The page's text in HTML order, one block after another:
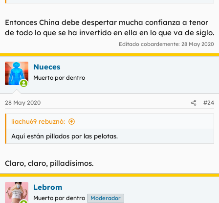
Entonces China debe despertar mucha confianza a tenor
de todo lo que se ha invertido en ella en lo que va de siglo.
Editado cobardemente: 28 May 2020
Nueces
Muerto por dentro
28 May 2020 #24
liachu69 rebuznó:
Aquí están pillados por las pelotas.
Claro, claro, pilladísimos.
Lebrom
Muerto por dentro Moderador